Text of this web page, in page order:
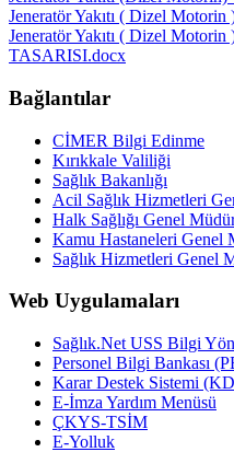
Jeneratör Yakıtı ( Dizel
Jeneratör Yakıtı ( Dizel
TASARISI.docx
Bağlantılar
CİMER Bilgi Edinme
Kırıkkale Valiliği
Sağlık Bakanlığı
Acil Sağlık Hizmetleri
Halk Sağlığı Genel
Kamu Hastaneleri Genel
Sağlık Hizmetleri Genel
Web Uygulamaları
Sağlık.Net USS Bilgi
Personel Bilgi Bankası
Karar Destek Sistemi
E-İmza Yardım Menüsü
ÇKYS-TSİM
E-Yolluk